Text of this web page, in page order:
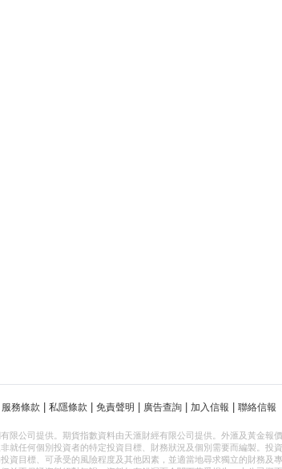
服務條款 私隱條款 免責聲明 廣告查詢 加入信報 聯絡信報
限公司提供。期貨指數資料由天滙財經有限公司提供。外滙及黃金報價
就任何個別投資者的特定投資目標、財務狀況及個別需要而編製。投
資目標、可承受的風險程度及其他因素，並適當地尋求獨立的財務及